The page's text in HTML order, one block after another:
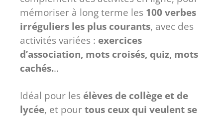
mémoriser à long terme les 100 verbes
irréguliers les plus courants, avec des
activités variées : exercices
d’association, mots croisés, quiz, mots
cachés...
Idéal pour les élèves de collège et de
lycée, et pour tous ceux qui veulent se